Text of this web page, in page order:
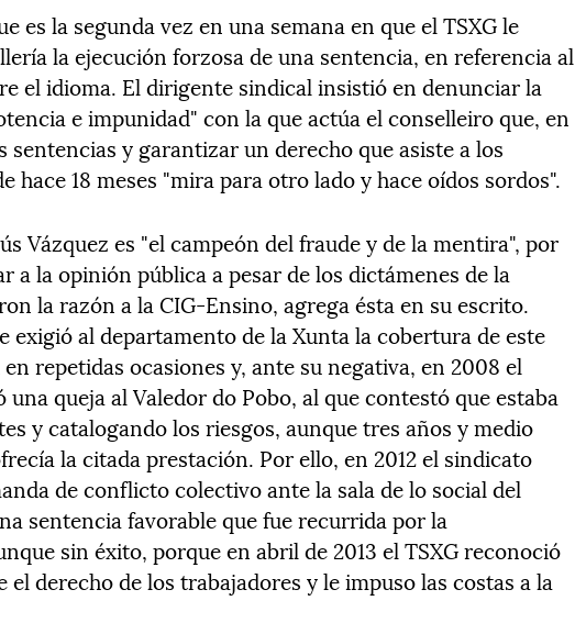
es la segunda vez en una semana en que el TSXG le
la ejecución forzosa de una sentencia, en referencia al
el idioma. El dirigente sindical insistió en denunciar la
e impunidad" con la que actúa el conselleiro que, en
sentencias y garantizar un derecho que asiste a los
hace 18 meses "mira para otro lado y hace oídos sordos".
Vázquez es "el campeón del fraude y de la mentira", por
a la opinión pública a pesar de los dictámenes de la
la razón a la CIG-Ensino, agrega ésta en su escrito.
exigió al departamento de la Xunta la cobertura de este
repetidas ocasiones y, ante su negativa, en 2008 el
queja al Valedor do Pobo, al que contestó que estaba
y catalogando los riesgos, aunque tres años y medio
la citada prestación. Por ello, en 2012 el sindicato
de conflicto colectivo ante la sala de lo social del
sentencia favorable que fue recurrida por la
sin éxito, porque en abril de 2013 el TSXG reconoció
derecho de los trabajadores y le impuso las costas a la